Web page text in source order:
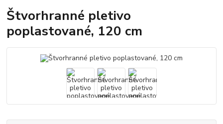
Štvorhranné pletivo
poplastované, 120 cm